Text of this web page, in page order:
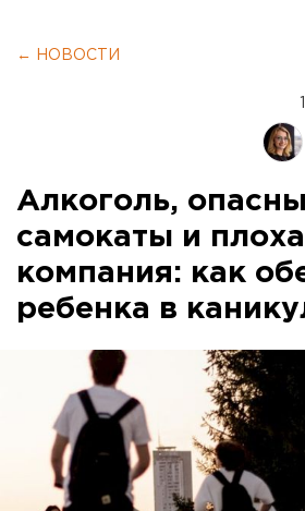
← НОВОСТИ
Алкоголь,
самокаты и
компания: как
ребенка в